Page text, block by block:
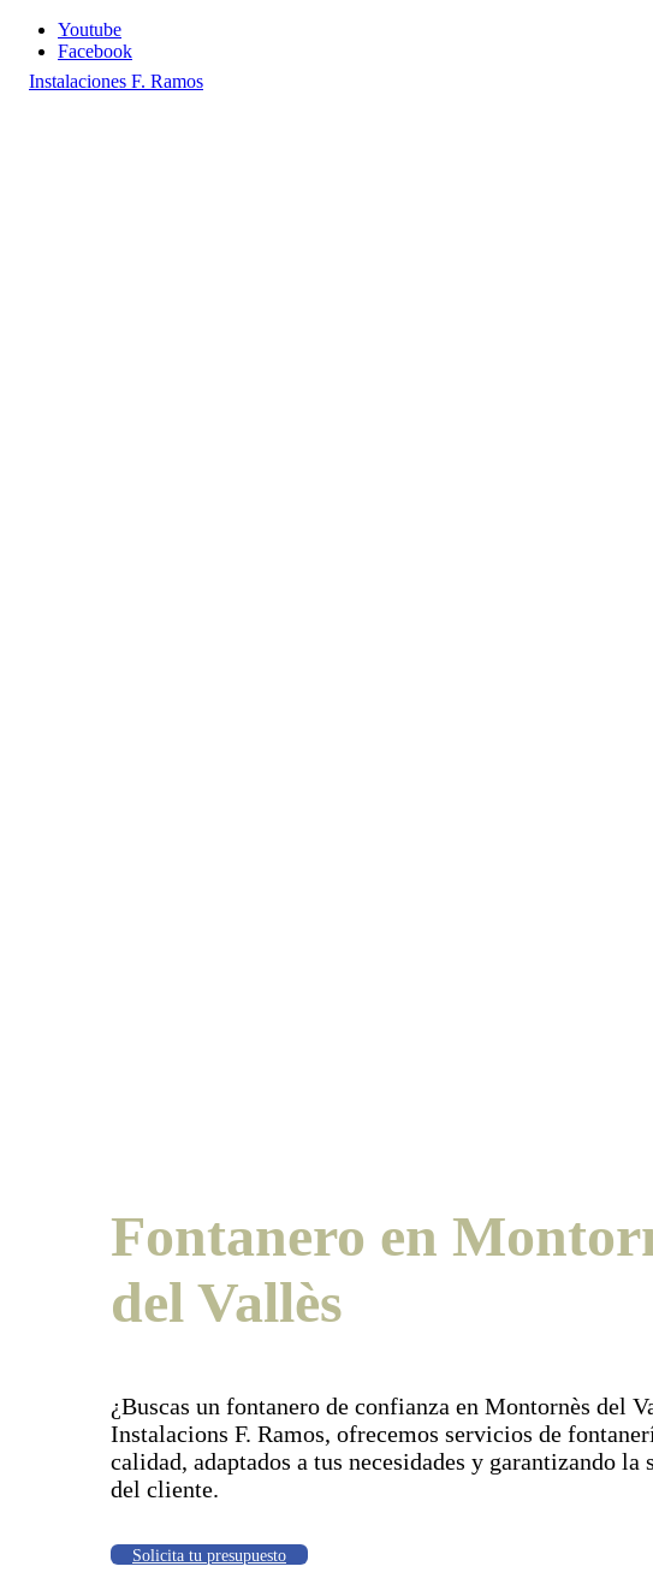
Youtube
Facebook
Fontanero en
del Vallès
¿Buscas un fontanero de confianza en Montornès del
Instalacions F. Ramos, ofrecemos servicios de
calidad, adaptados a tus necesidades y garantizando la
del cliente.
Solicita tu presupuesto